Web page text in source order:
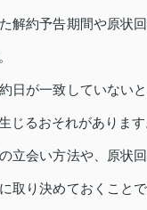
解約予告期間や原状
日が一致していない
じるおそれがあります
立会い方法や、原状
取り決めておくこと